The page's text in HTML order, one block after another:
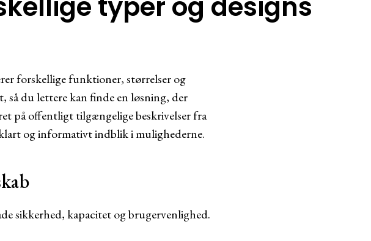
forskellige funktioner, størrelser og
så du lettere kan finde en løsning, der
på offentligt tilgængelige beskrivelser fra
og informativt indblik i mulighederne.
sikkerhed, kapacitet og brugervenlighed.